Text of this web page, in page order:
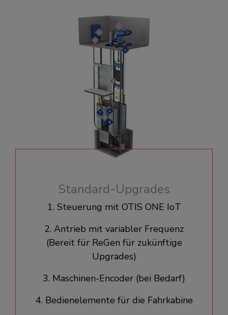
Standard-Upgrades
1. Steuerung mit OTIS ONE IoT
2. Antrieb mit variabler Frequenz
(Bereit für ReGen für zukünftige
Upgrades)
3. Maschinen-Encoder (bei Bedarf)
4. Bedienelemente für die Fahrkabine